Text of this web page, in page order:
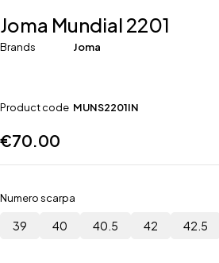
Joma Mundial 2201
Brands Joma
Product code MUNS2201IN
€70.00
Numero scarpa
39 40 40.5 42 42.5